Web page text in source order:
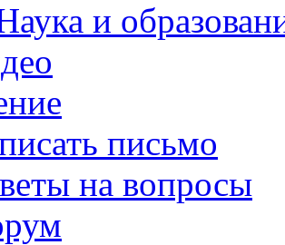
и
письмо
на вопросы